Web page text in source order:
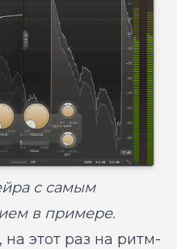
с самым
в примере.
этот раз на ритм-